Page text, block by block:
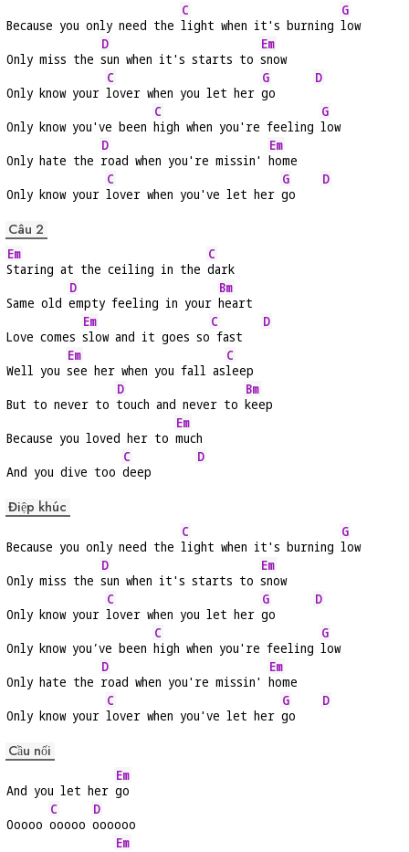
Because you only need the
C
light when it's burning
G
low
Only miss the
D
sun when it's starts to
Em
snow
Only know your
C
lover when you let her
G
go
D
Only know you've been
C
high when you're feeling
G
low
Only hate the
D
road when you're missin'
Em
home
Only know your
C
lover when you've let her
G
go
D
Câu 2
Em
Staring at the ceiling in the
C
dark
Same old
D
empty feeling in your
Bm
heart
Love comes
Em
slow and it goes so
C
fast
D
Well you
Em
see her when you fall as
C
leep
But to never to
D
touch and never to
Bm
keep
Because you loved her to
Em
much
And you dive too
C
deep
D
Điệp khúc
Because you only need the
C
light when it's burning
G
low
Only miss the
D
sun when it's starts to
Em
snow
Only know your
C
lover when you let her
G
go
D
Only know you’ve been
C
high when you're feeling
G
low
Only hate the
D
road when you're missin'
Em
home
Only know your
C
lover when you've let her
G
go
D
Cầu nối
And you let her
Em
go
Ooooo
C
ooooo
D
oooooo
Em